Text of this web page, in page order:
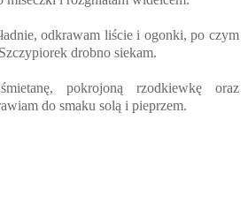
odkrawam liście i ogonki, po czym
drobno siekam.
pokrojoną rzodkiewkę oraz
do smaku solą i pieprzem.